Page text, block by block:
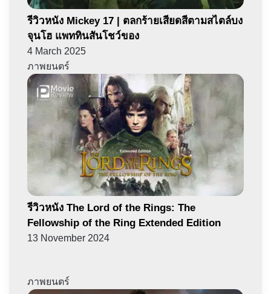
รีวิวหนัง Mickey 17 | ตลกร้ายเสียดสีตามสไตล์บง
จุนโฮ แพททินสันโชว์ของ
4 March 2025
ภาพยนตร์
รีวิวหนัง The Lord of the Rings: The
Fellowship of the Ring Extended Edition
13 November 2024
ภาพยนตร์